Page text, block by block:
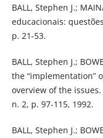
BALL, Stephen J.;
educacionais:
p. 21-53.
BALL, Stephen J.;
the “implementation”
overview of the
n. 2, p. 97-115, 1992.
BALL, Stephen J.;